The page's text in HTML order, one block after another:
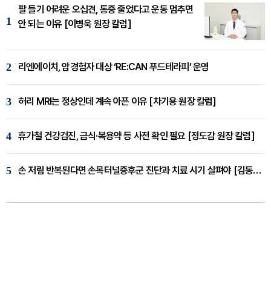
1
팔 들기 어려운 오십견, 통증 줄었다고 운동 멈추면
안 되는 이유 [이병욱 원장 칼럼]
2 리엔에이치, 암경험자 대상 ‘RE:CAN 푸드테라피’ 운영
3 허리 MRI는 정상인데 계속 아픈 이유 [차기용 원장 칼럼]
4 휴가철 건강검진, 금식·복용약 등 사전 확인 필요 [정도감 원장 칼럼]
5 손 저림 반복된다면 손목터널증후군 진단과 치료 시기 살펴야 [김동현 원장 칼럼]